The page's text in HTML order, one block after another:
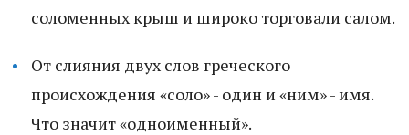
соломенных крыш и широко торговали салом.
От слияния двух слов греческого
происхождения «соло» - один и «ним» - имя.
Что значит «одноименный».